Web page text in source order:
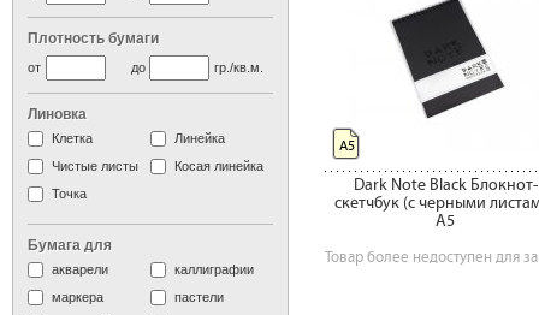
Dark Note Black Блокнот-
скетчбук (c черными
A5
Товар более недоступен для
А5
Плотность бумаги
до
от гр./кв.м.
Линовка
Клетка
Линейка
Чистые листы
Косая линейка
Точка
Бумага для
акварели
каллиграфии
маркера
пастели